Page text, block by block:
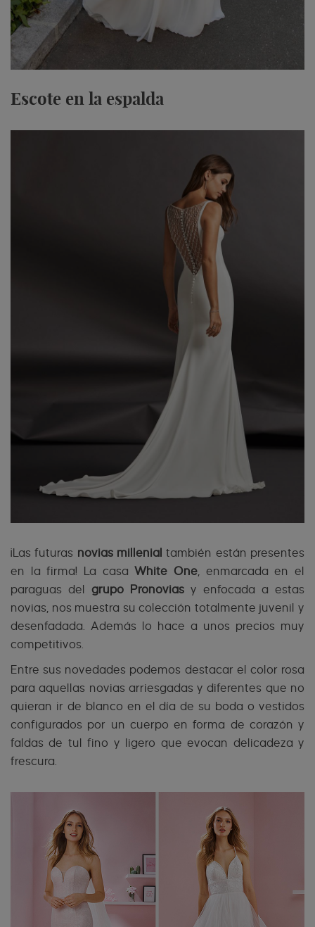
Escote en la espalda
¡Las futuras novias millenial también están presentes
en la firma! La casaWhite One , enmarcada en el
paraguas del grupo Pronovias y enfocada a estas
novias, nos muestra su colección totalmente juvenil y
desenfadada. Además lo hace a unos precios muy
competitivos.
Entre sus novedades podemos destacar el color rosa
para aquellas novias arriesgadas y diferentes que no
quieran ir de blanco en el día de su boda o vestidos
configurados por un cuerpo en forma de corazón y
faldas de tul fino y ligero que evocan delicadeza y
frescura.